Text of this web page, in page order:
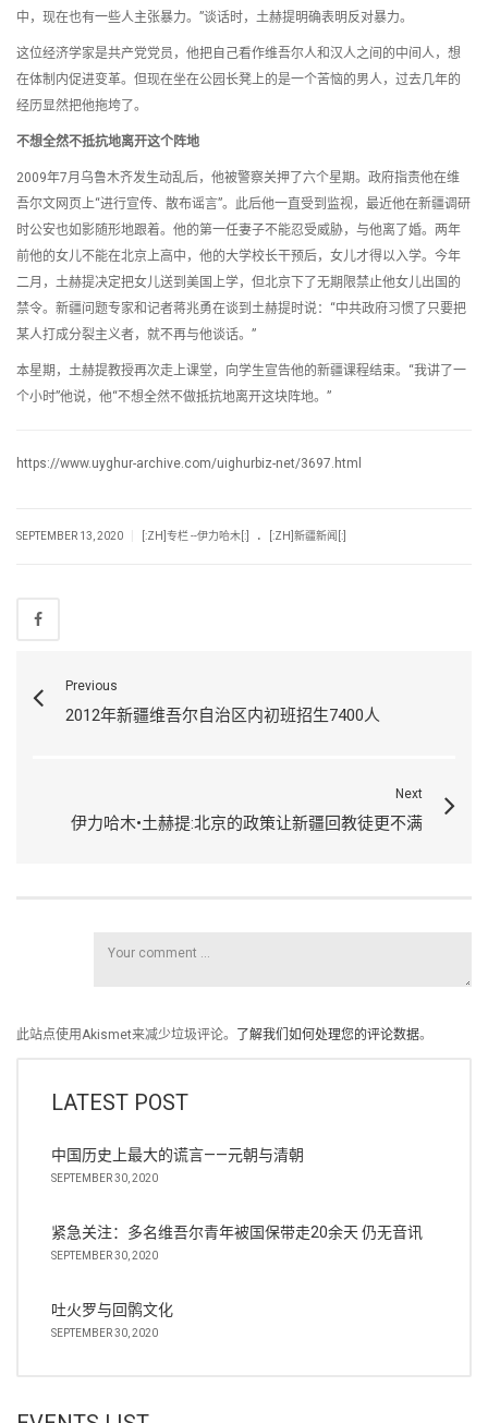
中，现在也有一些人主张暴力。”谈话时，土赫提明确表明反对暴力。
这位经济学家是共产党党员，他把自己看作维吾尔人和汉人之间的中间人，想
在体制内促进变革。但现在坐在公园长凳上的是一个苦恼的男人，过去几年的
经历显然把他拖垮了。
不想全然不抵抗地离开这个阵地
2009年7月乌鲁木齐发生动乱后，他被警察关押了六个星期。政府指责他在维
吾尔文网页上“进行宣传、散布谣言”。此后他一直受到监视，最近他在新疆调研
时公安也如影随形地跟着。他的第一任妻子不能忍受威胁，与他离了婚。两年
前他的女儿不能在北京上高中，他的大学校长干预后，女儿才得以入学。今年
二月，土赫提决定把女儿送到美国上学，但北京下了无期限禁止他女儿出国的
禁令。新疆问题专家和记者蒋兆勇在谈到土赫提时说：“中共政府习惯了只要把
某人打成分裂主义者，就不再与他谈话。”
本星期，土赫提教授再次走上课堂，向学生宣告他的新疆课程结束。“我讲了一
个小时”他说，他“不想全然不做抵抗地离开这块阵地。”
https://www.uyghur-archive.com/uighurbiz-net/3697.html
SEPTEMBER 13, 2020 [:ZH]专栏 --伊力哈木[:] . [:ZH]新疆新闻[:]
Previous
2012年新疆维吾尔自治区内初班招生7400人
Next
伊力哈木•土赫提:北京的政策让新疆回教徒更不满
此站点使用Akismet来减少垃圾评论。 了解我们如何处理您的评论数据。
LATEST POST
中国历史上最大的谎言——元朝与清朝
SEPTEMBER 30, 2020
紧急关注：多名维吾尔青年被国保带走20余天 仍无音讯
SEPTEMBER 30, 2020
吐火罗与回鹘文化
SEPTEMBER 30, 2020